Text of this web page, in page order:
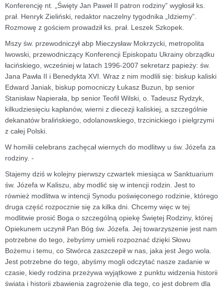
Konferencję nt. „Święty Jan Paweł II patron rodziny” wygłosił ks.
prał. Henryk Zieliński, redaktor naczelny tygodnika „Idziemy”.
Rozmowę z gościem prowadził ks. prał. Leszek Szkopek.
Mszy św. przewodniczył abp Mieczysław Mokrzycki, metropolita
lwowski, przewodniczący Konferencji Episkopatu Ukrainy obrządku
łacińskiego, wcześniej w latach 1996-2007 sekretarz papieży: św.
Jana Pawła II i Benedykta XVI. Wraz z nim modlili się: biskup kaliski
Edward Janiak, biskup pomocniczy Łukasz Buzun, bp senior
Stanisław Napierała, bp senior Teofil Wilski, o. Tadeusz Rydzyk,
kilkudziesięciu kapłanów, wierni z diecezji kaliskiej, a szczególnie
dekanatów bralińskiego, odolanowskiego, trzcinickiego i pielgrzymi
z całej Polski.
W homilii celebrans zachęcał wiernych do modlitwy u św. Józefa za
rodziny. -
Stajemy dziś w kolejny pierwszy czwartek miesiąca w Sanktuarium
św. Józefa w Kaliszu, aby modlić się w intencji rodzin. Jest to
również modlitwa w intencji Synodu poświęconego rodzinie, którego
druga część rozpocznie się za kilka dni. Chcemy więc w tej
modlitwie prosić Boga o szczególną opiekę Świętej Rodziny, której
Opiekunem uczynił Pan Bóg św. Józefa. Jej towarzyszenie jest nam
potrzebne do tego, żebyśmy umieli rozpoznać dzięki Słowu
Bożemu i temu, co Stwórca zaszczepił w nas, jaka jest Jego wola.
Jest potrzebne do tego, abyśmy mogli odczytać nasze zadanie w
czasie, kiedy rodzina przeżywa wyjątkowe z punktu widzenia historii
świata i historii zbawienia zagrożenie dla tego, co jest dobrem dla